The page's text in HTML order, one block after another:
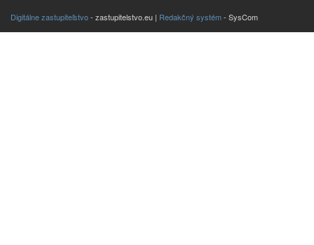
Digitálne zastupiteľstvo- zastupitelstvo.eu | Redakčný systém- SysCom